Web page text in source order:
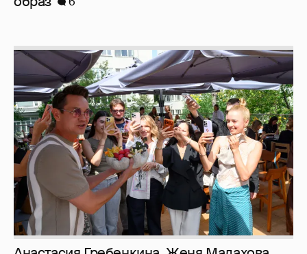
Анастасия Гребенкина, Женя Малахова,
Оксана Русланова и другие гости
фестиваля «Баланс вкуса и ритма»:
рассматриваем летние образы